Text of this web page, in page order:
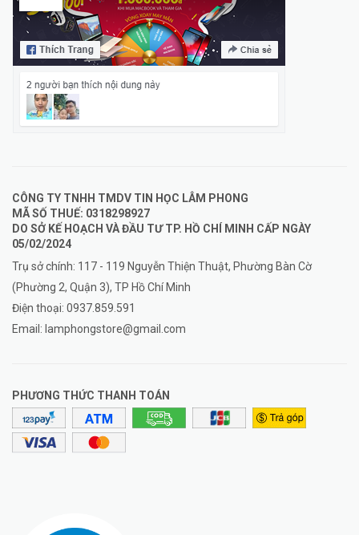
CÔNG TY TNHH TMDV TIN HỌC LÂM PHONG
MÃ SỐ THUẾ: 0318298927
DO SỞ KẾ HOẠCH VÀ ĐẦU TƯ TP. HỒ CHÍ MINH CẤP NGÀY
05/02/2024
Trụ sở chính: 117 - 119 Nguyễn Thiện Thuật, Phường Bàn Cờ
(Phường 2, Quận 3), TP Hồ Chí Minh
Điện thoại: 0937.859.591
Email: lamphongstore@gmail.com
PHƯƠNG THỨC THANH TOÁN